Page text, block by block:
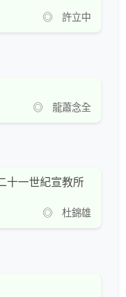
◎ 許立中
◎ 龍蕭念全
十一世紀宣教所
◎ 杜錦雄